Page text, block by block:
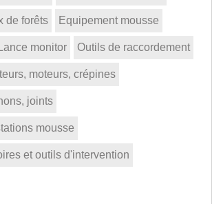
de forêts Equipement mousse
Lance monitor Outils de raccordement
moteurs, crépines
joints
mousse
et outils d'intervention